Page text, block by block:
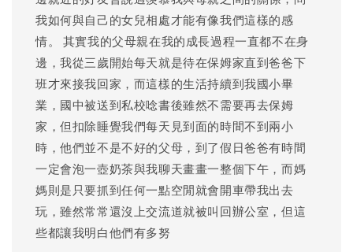
我如何與自己的女兒相處才能有像我們這樣的感
情。 其實我的父母親在我的成長過程一直都不在身
邊，我從三歲開始每天就是待在保姆家直到爸爸下
班才來接我回家，而這樣的生活持續到我國小畢
業，國中被送到私校唸書後雖然不需要再去保姆
家，但扣除睡覺我們每天見到面的時間不到兩小
時，他們並不是不好的父母，到了假日爸爸有時間
一定會泡一壺奶茶與我聊天畫畫一整個下午，而媽
媽則是只要抓到任何一點空閒就會開車帶我出去
玩，雖然常常還沒上交流道就被叫回辦公室，但這
些都讓我明白他們有多努